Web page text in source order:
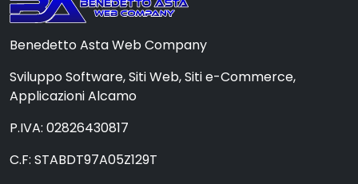
Benedetto Asta Web Company
Sviluppo Software, Siti Web, Siti e-Commerce,
Applicazioni Alcamo
P.IVA: 02826430817
C.F: STABDT97A05Z129T